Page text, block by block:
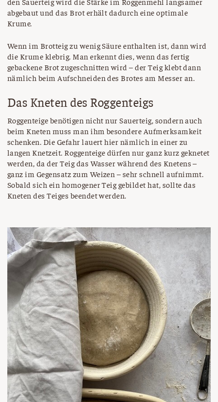
abgebaut und das Brot erhält dadurch eine optimale
Krume.
Wenn im Brotteig zu wenig Säure enthalten ist, dann wird
die Krume klebrig. Man erkennt dies, wenn das fertig
gebackene Brot zugeschnitten wird – der Teig klebt dann
nämlich beim Aufschneiden des Brotes am Messer an.
Das Kneten des Roggenteigs
Roggenteige benötigen nicht nur Sauerteig, sondern auch
beim Kneten muss man ihm besondere Aufmerksamkeit
schenken. Die Gefahr lauert hier nämlich in einer zu
langen Knetzeit. Roggenteige dürfen nur ganz kurz geknetet
werden, da der Teig das Wasser während des Knetens –
ganz im Gegensatz zum Weizen – sehr schnell aufnimmt.
Sobald sich ein homogener Teig gebildet hat, sollte das
Kneten des Teiges beendet werden.